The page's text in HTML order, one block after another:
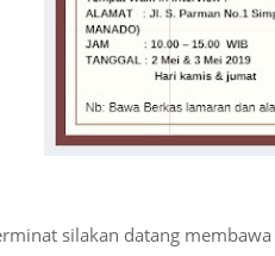
silakan datang